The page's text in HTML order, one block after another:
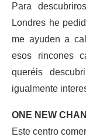
Para
Londres he
me ayuden a
esos rincones
queréis
igualmente
ONE NEW
Este centro